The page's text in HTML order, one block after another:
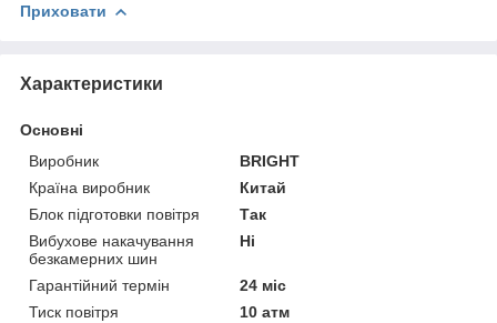
Приховати
Характеристики
Основні
Виробник
BRIGHT
Країна виробник
Китай
Блок підготовки повітря
Так
Вибухове накачування
безкамерних шин
Ні
Гарантійний термін
24 міс
Тиск повітря
10 атм